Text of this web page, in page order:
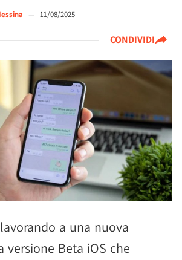
— 11/08/2025
CONDIVIDI
a una nuova
versione Beta iOS che